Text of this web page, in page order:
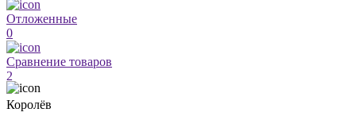
Отложенные
0
Сравнение товаров
2
Королёв